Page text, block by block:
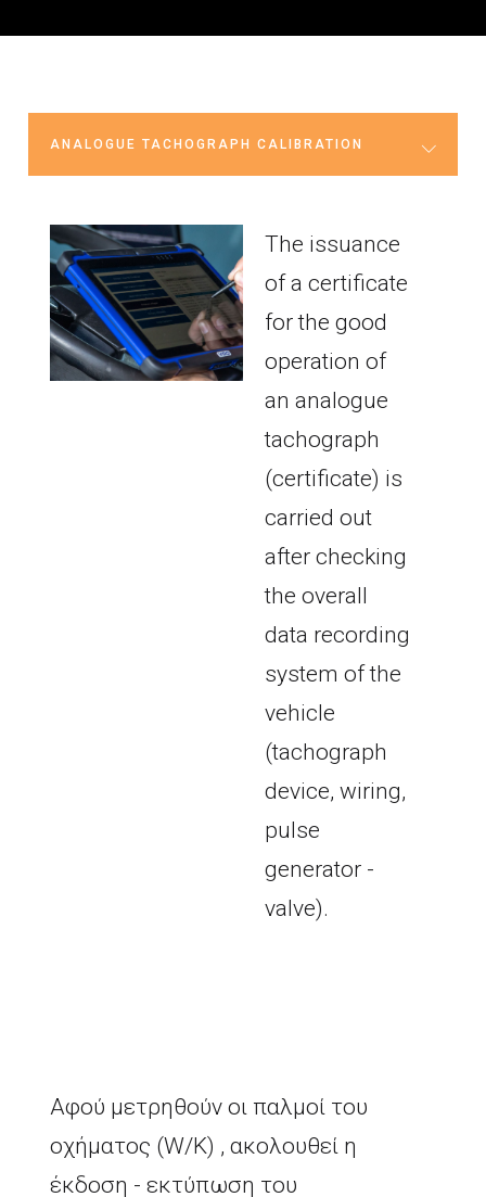
ANALOGUE TACHOGRAPH CALIBRATION
The issuance
of a certificate
for the good
operation of
an analogue
tachograph
(certificate) is
carried out
after checking
the overall
data recording
system of the
vehicle
(tachograph
device, wiring,
pulse
generator -
valve).
Αφού μετρηθούν οι παλμοί του
οχήματος (W/K) , ακολουθεί η
έκδοση - εκτύπωση του